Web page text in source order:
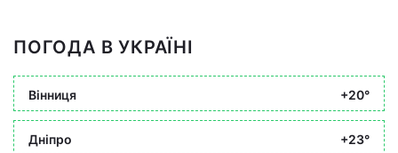
ПОГОДА В УКРАЇНІ
Вінниця +20°
Дніпро +23°